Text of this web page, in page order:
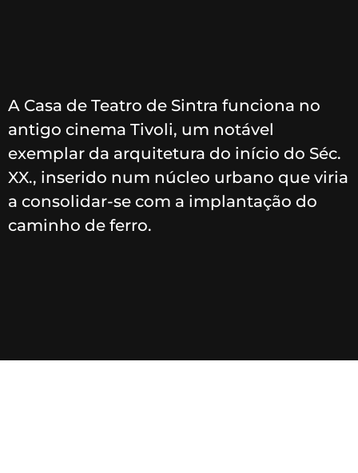
A Casa de Teatro de Sintra funciona no
antigo cinema Tivoli, um notável
exemplar da arquitetura do início do Séc.
XX., inserido num núcleo urbano que viria
a consolidar-se com a implantação do
caminho de ferro.